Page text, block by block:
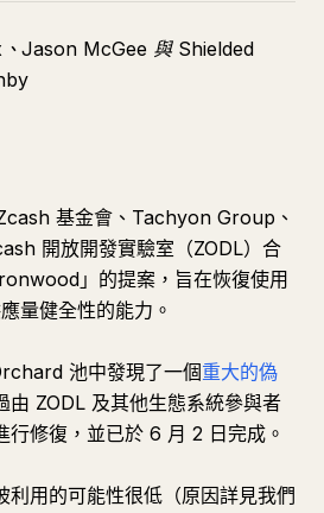
Jason McGee 與 Shielded
基金會、Tachyon Group、
開放開發實驗室（ZODL）合
」的提案，旨在恢復使用
量健全性的能力。
池中發現了一個重大的偽
由 ZODL 及其他生態系統參與者
行修復，並已於 6 月 2 日完成。
利用的可能性很低（原因詳見我們